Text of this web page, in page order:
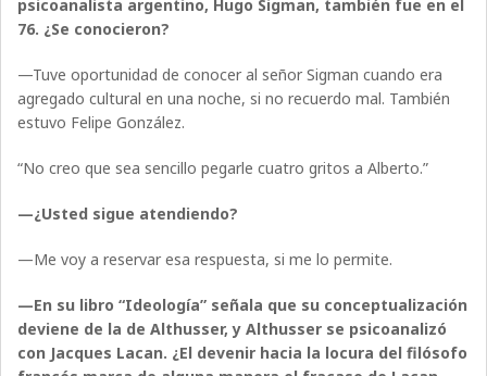
psicoanalista argentino, Hugo Sigman, también fue en el
76. ¿Se conocieron?
—Tuve oportunidad de conocer al señor Sigman cuando era
agregado cultural en una noche, si no recuerdo mal. También
estuvo Felipe González.
“No creo que sea sencillo pegarle cuatro gritos a Alberto.”
—¿Usted sigue atendiendo?
—Me voy a reservar esa respuesta, si me lo permite.
—En su libro “Ideología” señala que su conceptualización
deviene de la de Althusser, y Althusser se psicoanalizó
con Jacques Lacan. ¿El devenir hacia la locura del filósofo